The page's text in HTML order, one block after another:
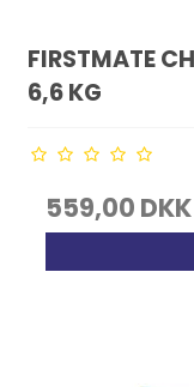
FIRSTMATE
6,6 KG
559,00 DKK